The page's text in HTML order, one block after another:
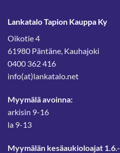
Lankatalo Tapion Kauppa Ky
Oikotie 4
61980 Päntäne, Kauhajoki
0400 362 416
info(at)lankatalo.net
Myymälä avoinna:
arkisin 9-16
la 9-13
Myymälän kesäaukioloajat 1.6.-